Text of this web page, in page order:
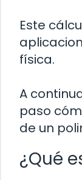
Este
física.
A
paso
de un
¿Qué